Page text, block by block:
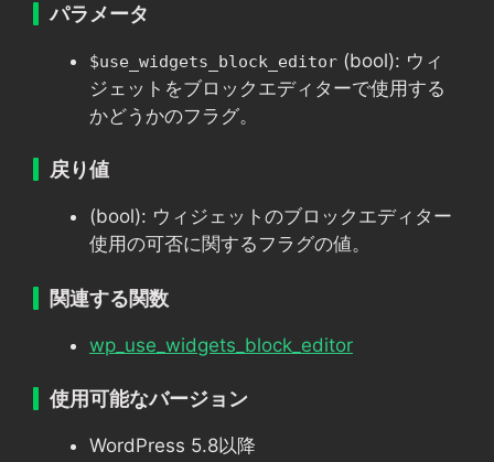
パラメータ
$use_widgets_block_editor (bool): ウィ
ジェットをブロックエディターで使用する
かどうかのフラグ。
戻り値
(bool): ウィジェットのブロックエディター
使用の可否に関するフラグの値。
関連する関数
wp_use_widgets_block_editor
使用可能なバージョン
WordPress 5.8以降